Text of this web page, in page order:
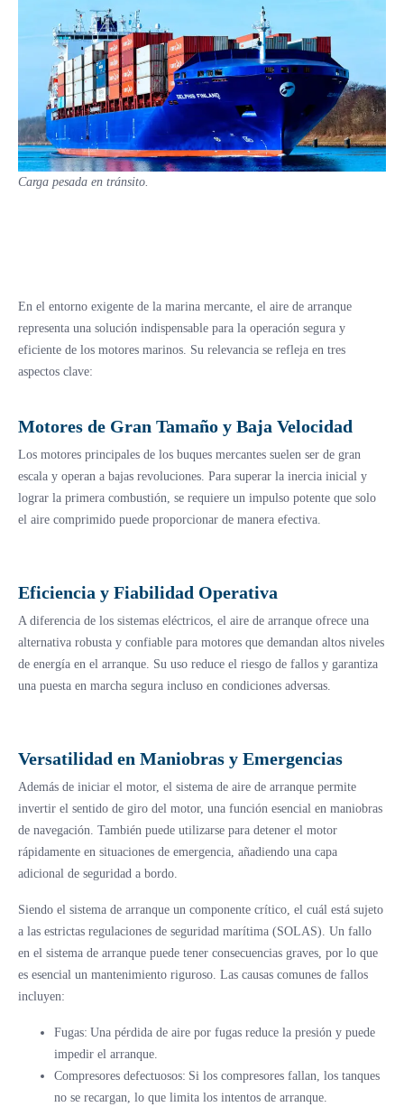
Carga pesada en tránsito.
En el entorno exigente de la marina mercante, el aire de arranque
representa una solución indispensable para la operación segura y
eficiente de los motores marinos. Su relevancia se refleja en tres
aspectos clave:
Motores de Gran Tamaño y Baja Velocidad
Los motores principales de los buques mercantes suelen ser de gran
escala y operan a bajas revoluciones. Para superar la inercia inicial y
lograr la primera combustión, se requiere un impulso potente que solo
el aire comprimido puede proporcionar de manera efectiva.
Eficiencia y Fiabilidad Operativa
A diferencia de los sistemas eléctricos, el aire de arranque ofrece una
alternativa robusta y confiable para motores que demandan altos niveles
de energía en el arranque. Su uso reduce el riesgo de fallos y garantiza
una puesta en marcha segura incluso en condiciones adversas.
Versatilidad en Maniobras y Emergencias
Además de iniciar el motor, el sistema de aire de arranque permite
invertir el sentido de giro del motor, una función esencial en maniobras
de navegación. También puede utilizarse para detener el motor
rápidamente en situaciones de emergencia, añadiendo una capa
adicional de seguridad a bordo.
Siendo el sistema de arranque un componente crítico, el cuál está sujeto
a las estrictas regulaciones de seguridad marítima (SOLAS). Un fallo
en el sistema de arranque puede tener consecuencias graves, por lo que
es esencial un mantenimiento riguroso. Las causas comunes de fallos
incluyen:
Fugas: Una pérdida de aire por fugas reduce la presión y puede
impedir el arranque.
Compresores defectuosos: Si los compresores fallan, los tanques
no se recargan, lo que limita los intentos de arranque.